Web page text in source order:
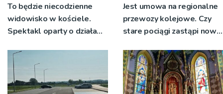
To będzie niecodzienne
widowisko w kościele.
Spektakl oparty o działa
Jest umowa na regionalne
przewozy kolejowe. Czy
stare pociągi zastąpi nowy